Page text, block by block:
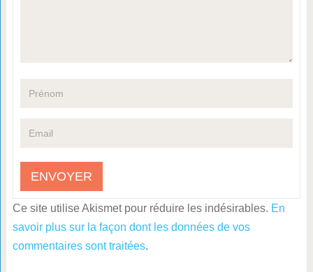
Ce site utilise Akismet pour réduire les indésirables. En
savoir plus sur la façon dont les données de vos
commentaires sont traitées.